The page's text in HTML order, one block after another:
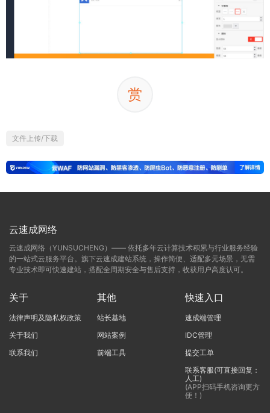
赏
文件上传/下载
云速成网络
云速成网络（YUNSUCHENG）—— 依托多年云计算技术积累与行业服务经验
的一站式云服务平台。旗下云速成建站系统，操作简便、适配多元场景，无需
专业技术即可快速建站，搭配全周期安全与售后支持，收获用户高度认可。
关于
法律声明及隐私权政策
关于我们
联系我们
其他
站长基地
网站案例
前端工具
快速入口
速成端管理
IDC管理
提交工单
联系客服(可直接回复：
人工)
(APP扫码手机咨询更方
便！)